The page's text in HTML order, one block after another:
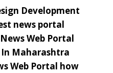
Development
news portal
Web Portal
In Maharashtra
Web Portal how